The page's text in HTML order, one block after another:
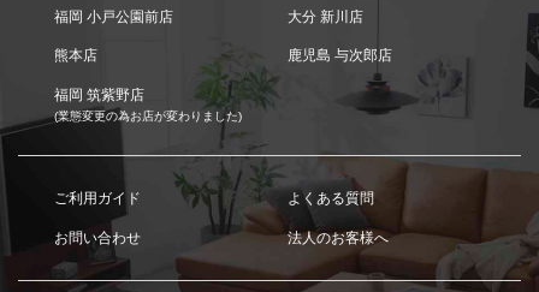
福岡 小戸公園前店 大分 新川店
熊本店 鹿児島 与次郎店
福岡 筑紫野店
(業態変更の為お店が変わりました)
ご利用ガイド よくある質問
お問い合わせ 法人のお客様へ